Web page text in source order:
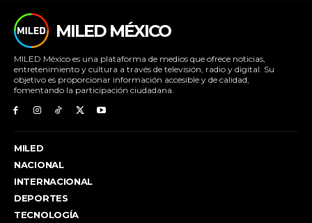
MILED MÉXICO
MILED México es una plataforma de medios que ofrece noticias,
entretenimiento y cultura a través de televisión, radio y digital. Su
objetivo es proporcionar información accesible y de calidad,
fomentando la participación ciudadana.
MILED
NACIONAL
INTERNACIONAL
DEPORTES
TECNOLOGÍA